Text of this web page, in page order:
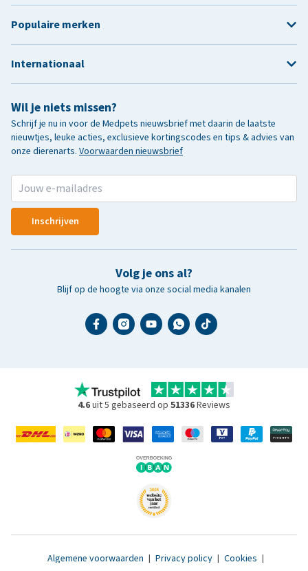
Wil je niets missen?
Schrijf je nu in voor de Medpets nieuwsbrief met daarin de laatste
nieuwtjes, leuke acties, exclusieve kortingscodes en tips & advies van
onze dierenarts. Voorwaarden nieuwsbrief
Inschrijven
Volg je ons al?
Blijf op de hoogte via onze social media kanalen
Populaire merken
Internationaal
4.6uit 5 gebaseerd op 51336Reviews
Algemene voorwaarden | Privacy policy | Cookies |